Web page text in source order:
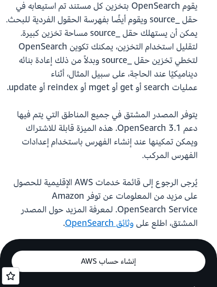
يقوم OpenSearch بتخزين كل مستند تم استيعابه في
حقل _source ويقوم أيضًا بفهرسة الحقول الفردية للبحث.
يمكن أن يستهلك حقل _source مساحة تخزين كبيرة.
لتقليل استخدام التخزين، يمكنك تكوين OpenSearch
لتخطي تخزين حقل _source وبدلاً من ذلك إعادة بنائه
ديناميكيًا عند الحاجة، على سبيل المثال، أثناء
عمليات search أو get أو mget أو reindex أو update.
يتوفر المصدر المشتق في جميع المناطق التي يتم فيها
دعم OpenSearch 3.1. هذه الميزة قابلة للاشتراك
ويمكن تمكينها عند إنشاء الفهرس باستخدام إعدادات
الفهرس المركب.
يُرجى الرجوع إلى قائمة خدمات AWS الإقليمية للحصول
على مزيد من المعلومات عن توفر Amazon
OpenSearch Service. لمعرفة المزيد حول المصدر
المشتق، اطلع علىوثائق OpenSearch .
إنشاء حساب AWS